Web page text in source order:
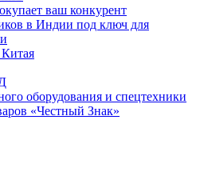
ваш конкурент
в Индии под ключ для
оборудования и спецтехники
«Честный Знак»